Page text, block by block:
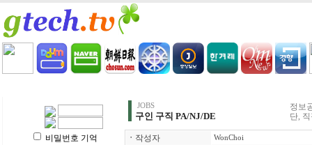
비밀번호 기억
JOBS
구인 구직 PA/NJ/DE
정보
단,
ㆍ 작성자 WonChoi